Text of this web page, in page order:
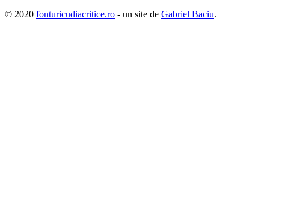
© 2020 fonturicudiacritice.ro - un site de Gabriel Baciu.